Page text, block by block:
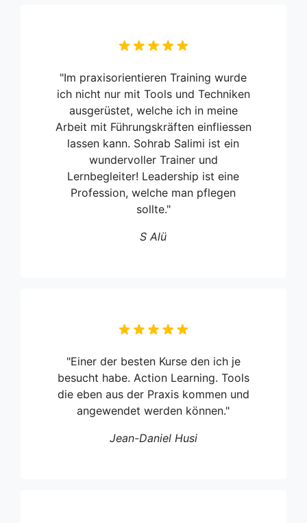
"Im praxisorientieren Training wurde
ich nicht nur mit Tools und Techniken
ausgerüstet, welche ich in meine
Arbeit mit Führungskräften einfliessen
lassen kann. Sohrab Salimi ist ein
wundervoller Trainer und
Lernbegleiter! Leadership ist eine
Profession, welche man pflegen
sollte."
S Alü
"Einer der besten Kurse den ich je
besucht habe. Action Learning. Tools
die eben aus der Praxis kommen und
angewendet werden können."
Jean-Daniel Husi